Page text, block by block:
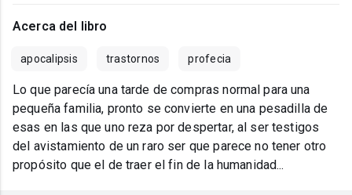
Acerca del libro
apocalipsis trastornos profecia
Lo que parecía una tarde de compras normal para una
pequeña familia, pronto se convierte en una pesadilla de
esas en las que uno reza por despertar, al ser testigos
del avistamiento de un raro ser que parece no tener otro
propósito que el de traer el fin de la humanidad...